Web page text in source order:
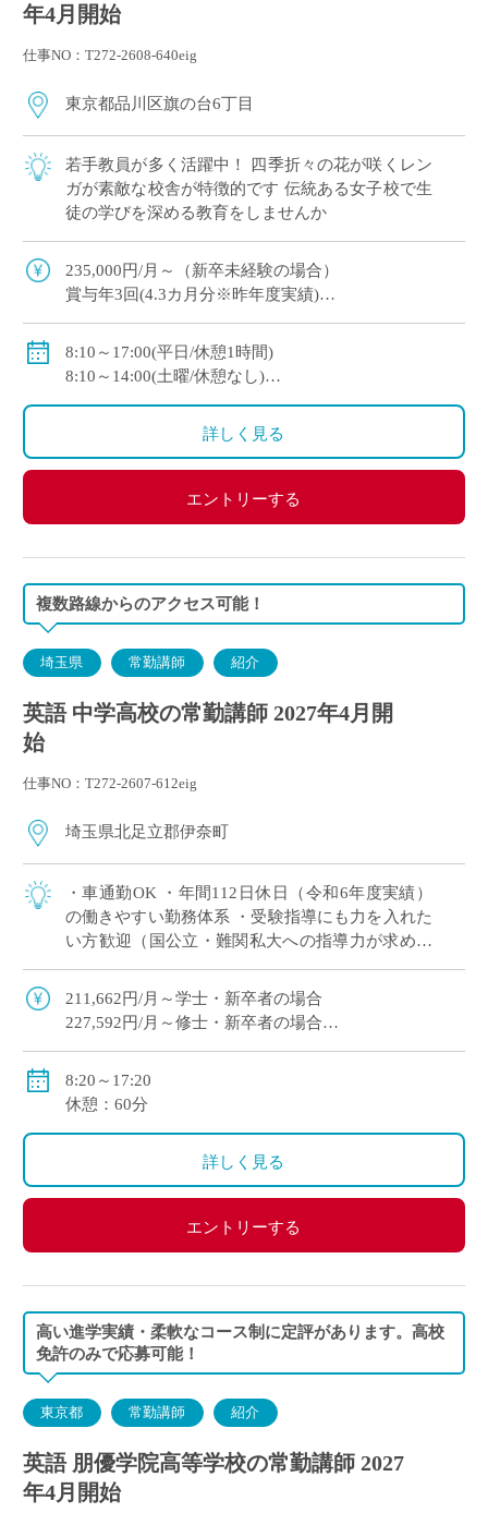
年4月開始
仕事NO：T272-2608-640eig
東京都品川区旗の台6丁目
若手教員が多く活躍中！ 四季折々の花が咲くレン
ガが素敵な校舎が特徴的です 伝統ある女子校で生
徒の学びを深める教育をしませんか
235,000円/月～（新卒未経験の場合）
賞与年3回(4.3カ月分※昨年度実績)
大学新卒者の場合 年収4,600,000円程度
大学院卒者の場合 年収5,000,000円程度
8:10～17:00(平日/休憩1時間)
8:10～14:00(土曜/休憩なし)
日、祝祭日、および学校の定める休日
詳しく見る
エントリーする
複数路線からのアクセス可能！
埼玉県 常勤講師 紹介
英語 中学高校の常勤講師 2027年4月開
始
仕事NO：T272-2607-612eig
埼玉県北足立郡伊奈町
・車通勤OK ・年間112日休⽇（令和6年度実績）
の働きやすい勤務体系 ・受験指導にも力を入れた
い方歓迎（国公立・難関私大への指導力が求めら
211,662円/月～学士・新卒者の場合
227,592円/月～修士・新卒者の場合
●その他手当：扶養手当・職務手当・役職手当
●保険等：私学共済、労災保険、雇用保険
8:20～17:20
休憩：60分
詳しく見る
エントリーする
高い進学実績・柔軟なコース制に定評があります。高校
免許のみで応募可能！
東京都 常勤講師 紹介
英語 朋優学院高等学校の常勤講師 2027
年4月開始